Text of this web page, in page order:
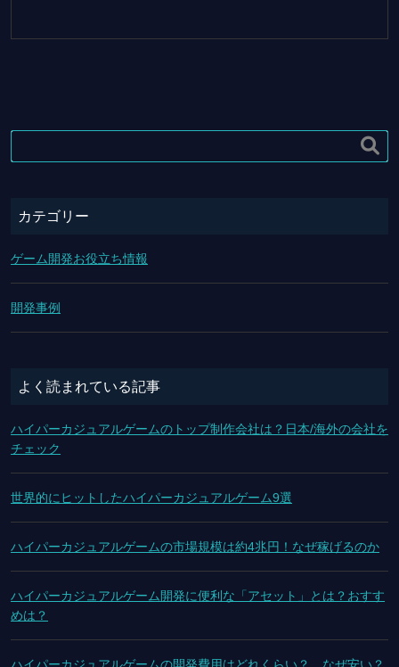

カテゴリー
ゲーム開発お役立ち情報
開発事例
よく読まれている記事
ハイパーカジュアルゲームのトップ制作会社は？日本/海外の会社を
チェック
世界的にヒットしたハイパーカジュアルゲーム9選
ハイパーカジュアルゲームの市場規模は約4兆円！なぜ稼げるのか
ハイパーカジュアルゲーム開発に便利な「アセット」とは？おすす
めは？